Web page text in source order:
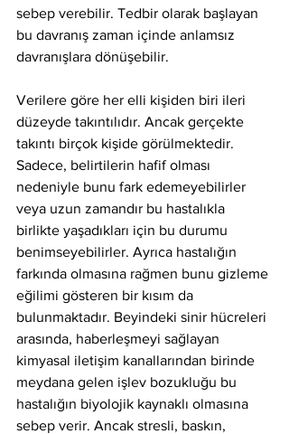
sebep verebilir. Tedbir olarak başlayan
bu davranış zaman içinde anlamsız
davranışlara dönüşebilir.
Verilere göre her elli kişiden biri ileri
düzeyde takıntılıdır. Ancak gerçekte
takıntı birçok kişide görülmektedir.
Sadece, belirtilerin hafif olması
nedeniyle bunu fark edemeyebilirler
veya uzun zamandır bu hastalıkla
birlikte yaşadıkları için bu durumu
benimseyebilirler. Ayrıca hastalığın
farkında olmasına rağmen bunu gizleme
eğilimi gösteren bir kısım da
bulunmaktadır. Beyindeki sinir hücreleri
arasında, haberleşmeyi sağlayan
kimyasal iletişim kanallarından birinde
meydana gelen işlev bozukluğu bu
hastalığın biyolojik kaynaklı olmasına
sebep verir. Ancak stresli, baskın,